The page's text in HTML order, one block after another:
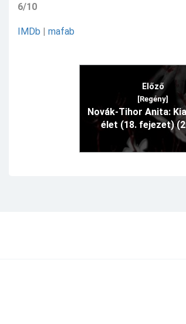
6/10
IMDb | mafab
Előző
[Regény]
Novák-Tihor Anita:
élet (18. fejezet)